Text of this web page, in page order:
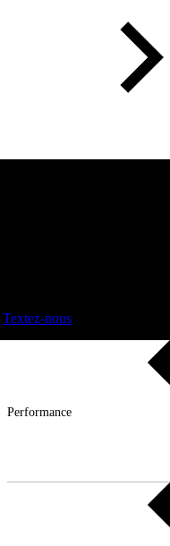
Textez-nous
Performance